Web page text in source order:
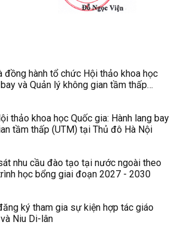
đồng hành tổ chức Hội thảo khoa học
và Quản lý không gian tầm thấp
Nội
thảo khoa học Quốc gia: Hành lang bay
tầm thấp (UTM) tại Thủ đô Hà Nội
nhu cầu đào tạo tại nước ngoài theo
học bổng giai đoạn 2027 - 2030
ký tham gia sự kiện hợp tác giáo
Niu Di-lân